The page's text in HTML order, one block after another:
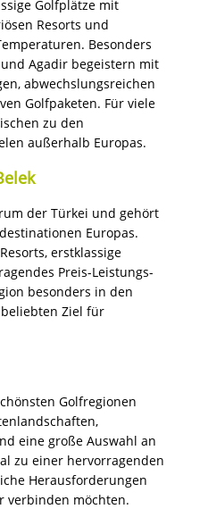
Golfplätze mit
Resorts und
Besonders
Agadir begeistern mit
abwechslungsreichen
Golfpaketen. Für viele
zu den
außerhalb Europas.
der Türkei und gehört
Europas.
erstklassige
Preis-Leistungs-
besonders in den
Ziel für
Golfregionen
eine große Auswahl an
zu einer hervorragenden
Herausforderungen
verbinden möchten.